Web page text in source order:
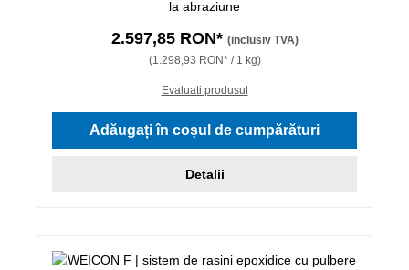
la abraziune
2.597,85 RON* (inclusiv TVA)
(1.298,93 RON* / 1 kg)
Evaluati produsul
Adăugați în coșul de cumpărături
Detalii